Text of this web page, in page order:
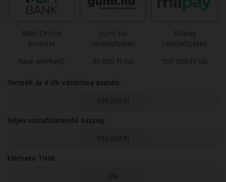
MBH Online
Áruhitel
Nem elérhető
gumi.hu
részletfizetés
80 000 Ft-tól
Milpay
részletfizetés
501 000 Ft-tól
Termék ár 4 db vásárlása esetén:
106 360 Ft
Teljes viszafizetendő összeg:
106 360 Ft
Elérhető THM:
0%